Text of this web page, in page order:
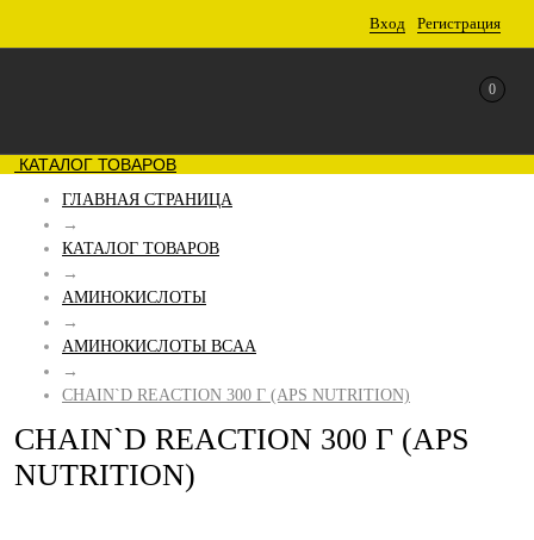
Вход Регистрация
0
КАТАЛОГ ТОВАРОВ
ГЛАВНАЯ СТРАНИЦА
→
КАТАЛОГ ТОВАРОВ
→
АМИНОКИСЛОТЫ
→
АМИНОКИСЛОТЫ BCAA
→
CHAIN`D REACTION 300 Г (APS NUTRITION)
CHAIN`D REACTION 300 Г (APS
NUTRITION)